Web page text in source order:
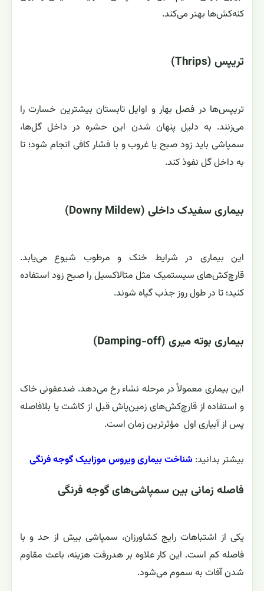
کنه‌کش‌ها بهتر می‌کند.
تریپس (Thrips)
تریپس‌ها در فصل بهار و اوایل تابستان بیشترین خسارت را
می‌زنند. به دلیل پنهان شدن این حشره در داخل گل‌ها،
سمپاشی باید زود صبح یا غروب و با فشار کافی انجام شود؛ تا
به داخل گل نفوذ کند.
بیماری سفیدک داخلی (Downy Mildew)
این بیماری در شرایط خنک و مرطوب شیوع می‌یابد.
قارچ‌کش‌های سیستمیک مثل متالاکسیل را صبح زود استفاده
کنید؛ تا در طول روز جذب گیاه شوند.
بیماری بوته‌ میری (Damping-off)
این بیماری معمولاً در مرحله نشاء رخ می‌دهد. ضدعفونی خاک
و استفاده از قارچ‌کش‌های زمین‌پاش قبل از کاشت یا بلافاصله
پس از آبیاری اول مؤثرترین زمان است.
بیشتر بدانید: شناخت بیماری ویروس موزاییک گوجه فرنگی
فاصله زمانی بین سمپاشی‌های گوجه فرنگی
یکی از اشتباهات رایج کشاورزان، سمپاشی بیش از حد و با
فاصله کم است. این کار علاوه بر هدررفت هزینه، باعث مقاوم
شدن آفات به سموم می‌شود.